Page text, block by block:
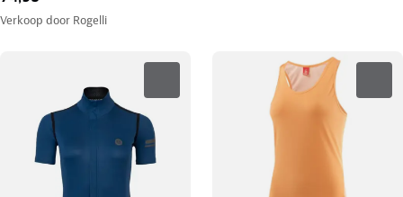
Verkoop door Rogelli